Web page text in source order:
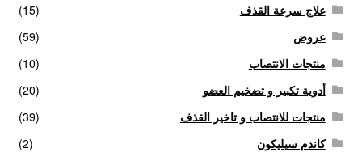
لانجيري مثير
منتجات الانتصاب
منتجات خاصة بالزوج
منتجات خاصة بالزوجة
علاج سرعة القذف
(15)
عروض
(59)
منتجات الانتصاب
(10)
أدوية تكبير و تضخيم العضو
(20)
منتجات للانتصاب و تاخير القذف
(39)
كاندم سيليكون
(2)